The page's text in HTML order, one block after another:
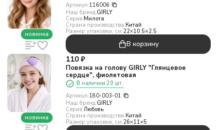
новинка
Артикул:116006
Наш бренд:GIRLY
Серия:Милота
Страна производства:Китай
Размер упаковки, см:22×10.5×2.5
В корзину
новинка
110 ₽
Повязка на голову GIRLY "Глянцевое
сердце", фиолетовая
В наличии 29 шт.
Артикул:180-003-01
Наш бренд:GIRLY
Серия:Любовь
Страна производства:Китай
Размер упаковки, см:26×11×5